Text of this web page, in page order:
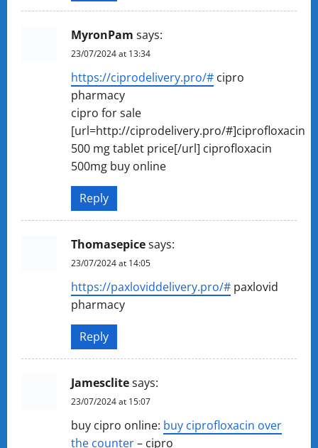
MyronPam says:
23/07/2024 at 13:34
https://ciprodelivery.pro/# cipro
pharmacy
cipro for sale
[url=http://ciprodelivery.pro/#]ciprofloxacin
500 mg tablet price[/url] ciprofloxacin
500mg buy online
Reply
Thomasepicesays:
23/07/2024 at 14:05
https://paxloviddelivery.pro/# paxlovid
pharmacy
Reply
Jamesclitesays:
23/07/2024 at 15:07
buy cipro online: buy ciprofloxacin over
the counter– cipro